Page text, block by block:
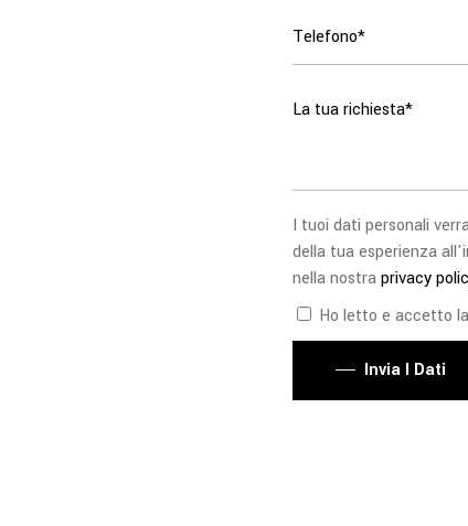
I tuoi dati personali
della tua esperienza
nella nostraprivacy
Ho letto e accetto
Invia I Dati